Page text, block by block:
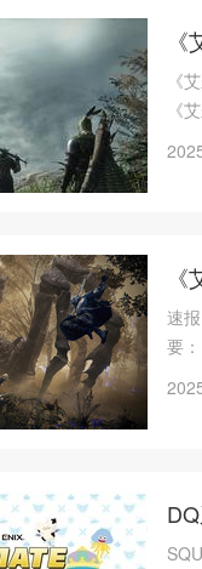
《
《
速
要：